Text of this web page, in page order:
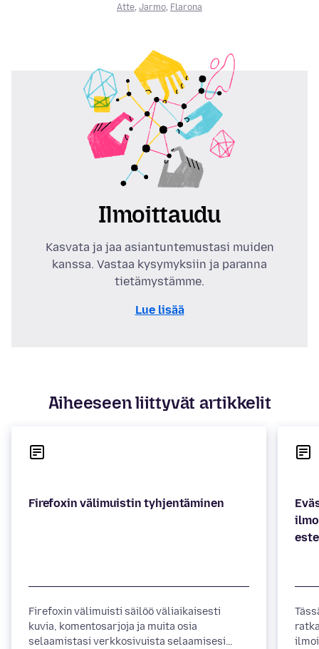
Atte, Jarmo, Flarona
Ilmoittaudu
Kasvata ja jaa asiantuntemustasi muiden
kanssa. Vastaa kysymyksiin ja paranna
tietämystämme.
Lue lisää
Aiheeseen liittyvät artikkelit
Firefoxin välimuisti säilöö väliaikaisesti
kuvia, komentosarjoja ja muita osia
selaamistasi verkkosivuista selaamisesi